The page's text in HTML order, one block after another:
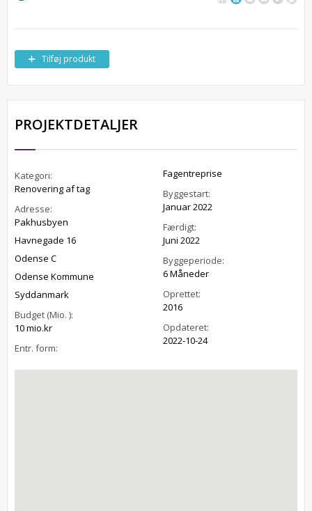
Tilføj produkt
PROJEKTDETALJER
Kategori:
Renovering af tag
Adresse:
Pakhusbyen
Havnegade 16
Odense C
Odense Kommune
Syddanmark
Budget (Mio. ):
10 mio.kr
Entr. form:
Fagentreprise
Byggestart:
Januar 2022
Færdigt:
Juni 2022
Byggeperiode:
6 Måneder
Oprettet:
2016
Opdateret:
2022-10-24